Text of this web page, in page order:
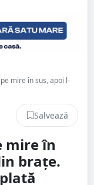
mire în sus, apoi l-
Salvează
mire în
brațe.